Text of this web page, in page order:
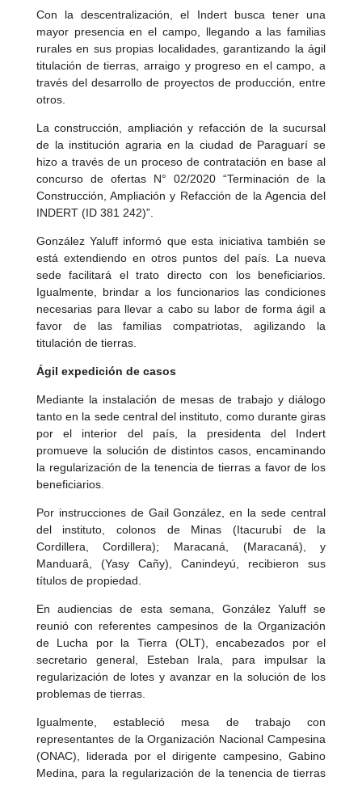
Con la descentralización, el Indert busca tener una
mayor presencia en el campo, llegando a las familias
rurales en sus propias localidades, garantizando la ágil
titulación de tierras, arraigo y progreso en el campo, a
través del desarrollo de proyectos de producción, entre
otros.
La construcción, ampliación y refacción de la sucursal
de la institución agraria en la ciudad de Paraguarí se
hizo a través de un proceso de contratación en base al
concurso de ofertas N° 02/2020 “Terminación de la
Construcción, Ampliación y Refacción de la Agencia del
INDERT (ID 381 242)”.
González Yaluff informó que esta iniciativa también se
está extendiendo en otros puntos del país. La nueva
sede facilitará el trato directo con los beneficiarios.
Igualmente, brindar a los funcionarios las condiciones
necesarias para llevar a cabo su labor de forma ágil a
favor de las familias compatriotas, agilizando la
titulación de tierras.
Ágil expedición de casos
Mediante la instalación de mesas de trabajo y diálogo
tanto en la sede central del instituto, como durante giras
por el interior del país, la presidenta del Indert
promueve la solución de distintos casos, encaminando
la regularización de la tenencia de tierras a favor de los
beneficiarios.
Por instrucciones de Gail González, en la sede central
del instituto, colonos de Minas (Itacurubí de la
Cordillera, Cordillera); Maracaná, (Maracaná), y
Manduarâ, (Yasy Cañy), Canindeyú, recibieron sus
títulos de propiedad.
En audiencias de esta semana, González Yaluff se
reunió con referentes campesinos de la Organización
de Lucha por la Tierra (OLT), encabezados por el
secretario general, Esteban Irala, para impulsar la
regularización de lotes y avanzar en la solución de los
problemas de tierras.
Igualmente, estableció mesa de trabajo con
representantes de la Organización Nacional Campesina
(ONAC), liderada por el dirigente campesino, Gabino
Medina, para la regularización de la tenencia de tierras